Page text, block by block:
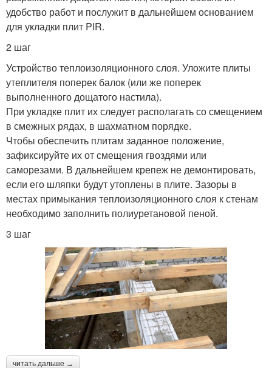
удобство работ и послужит в дальнейшем основанием
для укладки плит PIR.
2 шаг
Устройство теплоизоляционного слоя. Уложите плиты
утеплителя поперек балок (или же поперек
выполненного дощатого настила).
При укладке плит их следует располагать со смещением
в смежных рядах, в шахматном порядке.
Чтобы обеспечить плитам заданное положение,
зафиксируйте их от смещения гвоздями или
саморезами. В дальнейшем крепеж не демонтировать,
если его шляпки будут утоплены в плите. Зазоры в
местах примыкания теплоизоляционного слоя к стенам
необходимо заполнить полиуретановой пеной.
3 шаг
читать дальше →